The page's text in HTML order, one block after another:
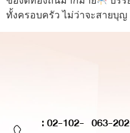
ทั้งครอบครัว ไม่ว่าจะสายบุ
: 02-102- 063-